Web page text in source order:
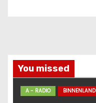
You missed
A - RADIO BINNENLAND